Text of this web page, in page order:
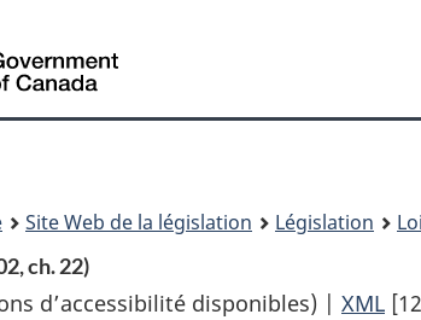
À
site
Site Web de la législation Législation
ch. 22)
d’accessibilité disponibles) | XML